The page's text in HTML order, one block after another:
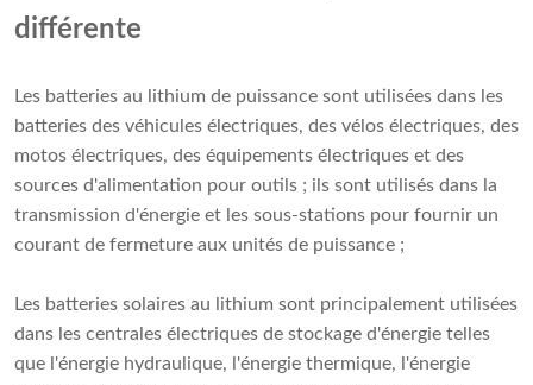
différente
Les batteries au lithium de puissance sont utilisées dans les
batteries des véhicules électriques, des vélos électriques, des
motos électriques, des équipements électriques et des
sources d'alimentation pour outils ; ils sont utilisés dans la
transmission d'énergie et les sous-stations pour fournir un
courant de fermeture aux unités de puissance ;
Les batteries solaires au lithium sont principalement utilisées
dans les centrales électriques de stockage d'énergie telles
que l'énergie hydraulique, l'énergie thermique, l'énergie